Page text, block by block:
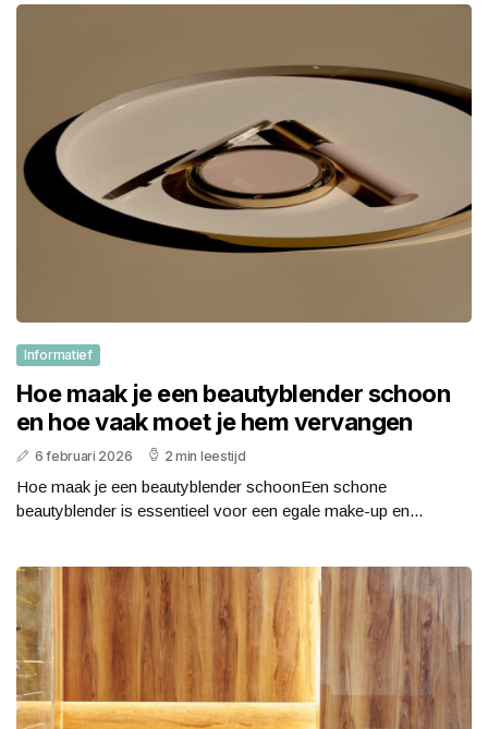
Informatief
Hoe maak je een beautyblender schoon
en hoe vaak moet je hem vervangen
6 februari 2026 2 min leestijd
Hoe maak je een beautyblender schoonEen schone
beautyblender is essentieel voor een egale make-up en...